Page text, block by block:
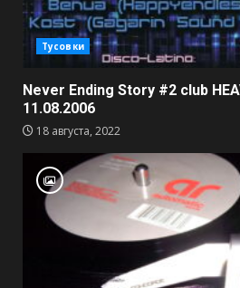
Тусовки
Never Ending Story #2 club
11.08.2006
18 августа, 2022